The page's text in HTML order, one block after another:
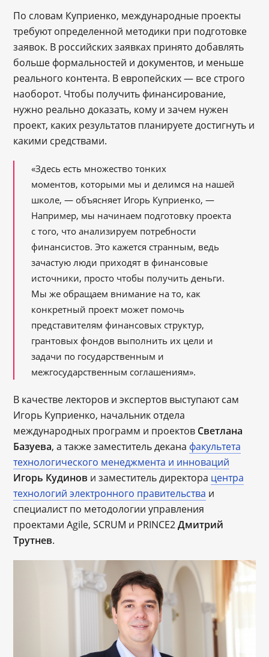
По словам Куприенко, международные проекты
требуют определенной методики при подготовке
заявок. В российских заявках принято добавлять
больше формальностей и документов, и меньше
реального контента. В европейских — все строго
наоборот. Чтобы получить финансирование,
нужно реально доказать, кому и зачем нужен
проект, каких результатов планируете достигнуть и
какими средствами.
«Здесь есть множество тонких
моментов, которыми мы и делимся на нашей
школе, — объясняет Игорь Куприенко, —
Например, мы начинаем подготовку проекта
с того, что анализируем потребности
финансистов. Это кажется странным, ведь
зачастую люди приходят в финансовые
источники, просто чтобы получить деньги.
Мы же обращаем внимание на то, как
конкретный проект может помочь
представителям финансовых структур,
грантовых фондов выполнить их цели и
задачи по государственным и
межгосударственным соглашениям».
В качестве лекторов и экспертов выступают сам
Игорь Куприенко, начальник отдела
международных программ и проектов Светлана
Базуева, а также заместитель декана факультета
технологического менеджмента и инноваций
Игорь Кудинов и заместитель директора центра
технологий электронного правительства и
специалист по методологии управления
проектами Agile, SCRUM и PRINCE2Дмитрий
Трутнев.